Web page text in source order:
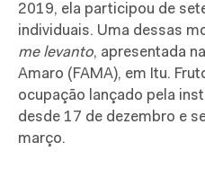
2019, ela participou de
individuais. Uma dessas
me levanto, apresentada
Amaro (FAMA), em Itu.
ocupação lançado pela
desde 17 de dezembro e
março.